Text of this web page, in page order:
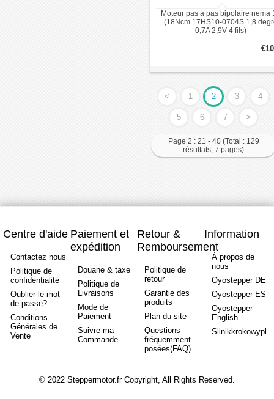
Moteur pas à pas bipolaire nema
(18Ncm 17HS10-0704S 1,8
0,7A 2,9V 4 fils)
< 1 2 3 4
5 6 7 >
Page 2 : 21 - 40 (Total : 129
résultats, 7 pages)
Centre d'aide
Contactez nous
Politique de
confidentialité
Oublier le mot
de passe?
Conditions
Générales de
Vente
Paiement et
expédition
Douane & taxe
Politique de
Livraisons
Mode de
Paiement
Suivre ma
Commande
Retour &
Remboursement
Politique de
retour
Garantie des
produits
Plan du site
Questions
fréquemment
posées(FAQ)
Information
À propos de
nous
Oyostepper DE
Oyostepper ES
Oyostepper
English
Silnikkrokowypl
© 2022 Steppermotor.fr Copyright, All Rights Reserved.